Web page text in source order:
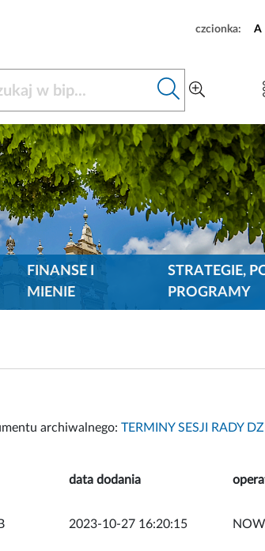
czcionka: A
FINANSE I
MIENIE
STRATEGIE,
PROGRAMY
archiwalnego: TERMINY SESJI RADY
data dodania
2023-10-27 16:20:15